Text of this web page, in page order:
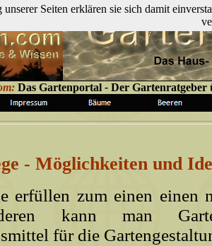
Das Gartenportal - Der Gartenratgeber
- Möglichkeiten und
erfüllen zum einen einen
kann man
für die
Seiten erklären sie sich damit